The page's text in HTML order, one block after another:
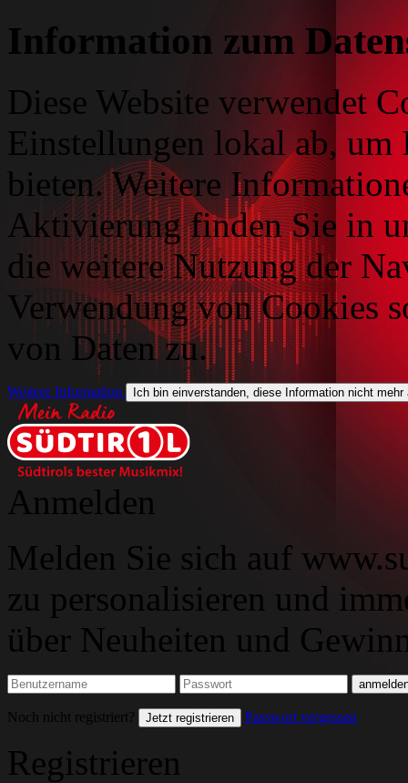
Information zum
Diese Website verwendet
Einstellungen lokal ab, um
bieten. Weitere
Aktivierung finden Sie in
die weitere Nutzung der
Verwendung von Cookies
von Daten zu.
Weitere Information Ich bin einverstanden, diese Information nicht mehr
Anmelden
Melden Sie sich auf
zu personalisieren und
über Neuheiten und
Noch nicht registriert? Jetzt registrieren Passwort vergessen
Registrieren